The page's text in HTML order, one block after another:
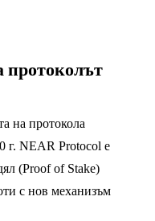
протоколът
на протокола
г. NEAR Protocol е
(Proof of Stake)
с нов механизъм